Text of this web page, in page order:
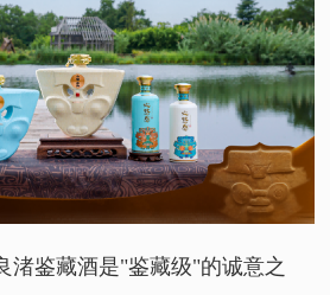
渚鉴藏酒是"鉴藏级"的诚意之